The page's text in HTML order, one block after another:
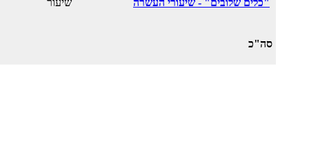
סה"כ